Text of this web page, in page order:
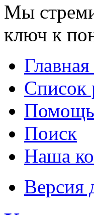
Мы
ключ к
Список
Помощь
Поиск
Наша
Версия